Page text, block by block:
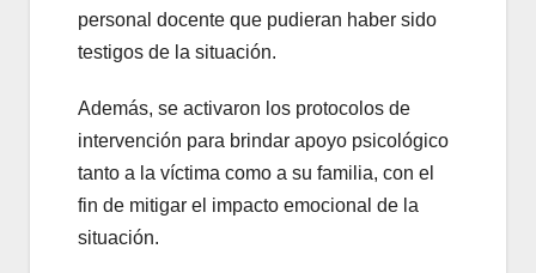
personal docente que pudieran haber sido
testigos de la situación.
Además, se activaron los protocolos de
intervención para brindar apoyo psicológico
tanto a la víctima como a su familia, con el
fin de mitigar el impacto emocional de la
situación.